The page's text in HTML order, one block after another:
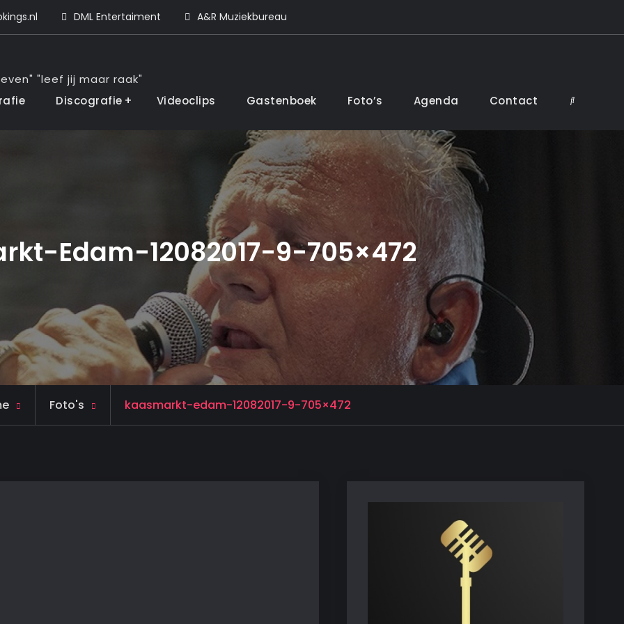
DML Entertaiment A&R Muziekbureau
"leef jij maar raak"
Discografie Videoclips Gastenboek Foto’s Agenda Contact Search
Edam-12082017-9-705×472
Foto's kaasmarkt-edam-12082017-9-705×472